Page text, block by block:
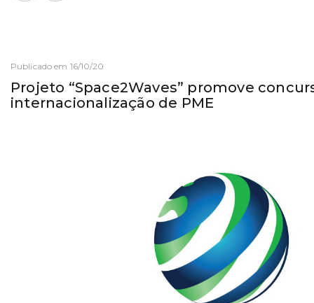
Publicado em 16/10/20
Projeto “Space2Waves” promove
internacionalização de PME